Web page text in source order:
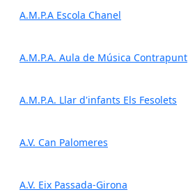
A.M.P.A Escola Chanel
A.M.P.A. Aula de Música Contrapunt
A.M.P.A. Llar d'infants Els Fesolets
A.V. Can Palomeres
A.V. Eix Passada-Girona